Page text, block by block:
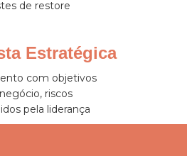
de restore
Estratégica
com objetivos
riscos
pela liderança